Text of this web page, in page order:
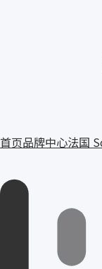
首页品牌中心法国